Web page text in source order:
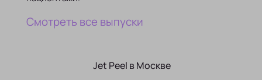
Смотреть все выпуски
Jet Peel в Москве